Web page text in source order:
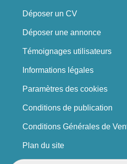
Déposer un CV
Déposer une annonce
Témoignages utilisateurs
Informations légales
Paramètres des cookies
Conditions de publication
Conditions Générales de
Plan du site